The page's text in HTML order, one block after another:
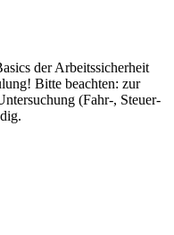
der Arbeitssicherheit
Bitte beachten: zur
(Fahr-, Steuer-